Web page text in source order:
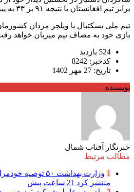
برابر تیم افغانستان با نتیجه ۹۱ بر ۳۳ به پیروزی رسیدند.
بازی خود به مصاف تیم میزبان خواهد
524 بازدید
کدخبر: 8242
تاریخ: 27 مهر 1402
نویسنده
خبرنگار آفتاب شمال
مطالب مرتبط
1
وزارت بهداشت ۵۰
منتشر کرد 21 ساعت پیش